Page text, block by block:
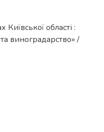
області :
виноградарство» /